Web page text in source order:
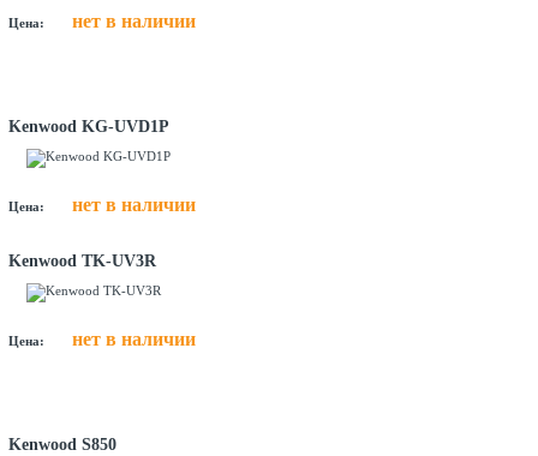
Цена: нет в наличии
Kenwood KG-UVD1P
Цена: нет в наличии
Kenwood TK-UV3R
Цена: нет в наличии
Kenwood S850